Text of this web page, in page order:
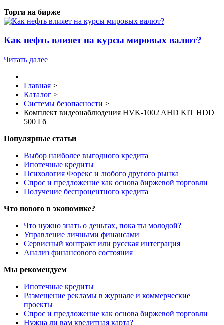
Торги на бирже
Как нефть влияет на курсы мировых валют?
Читать далее
Главная >
Каталог >
Системы безопасности >
Комплект видеонаблюдения HVK-1002 AHD KIT HDD
500 Гб
Популярные статьи
Выбор наиболее выгодного кредита
Ипотечные кредиты
Психология Форекс и любого другого рынка
Спрос и предложение как основа биржевой торговли
Получение беспроцентного кредита
Что нового в экономике?
Что нужно знать о деньгах, пока ты молодой?
Управление личными финансами
Сервисный контракт или русская интеграция
Анализ финансового состояния
Мы рекомендуем
Ипотечные кредиты
Размещение рекламы в журнале и коммерческие
проекты
Спрос и предложение как основа биржевой торговли
Нужна ли вам кредитная карта?